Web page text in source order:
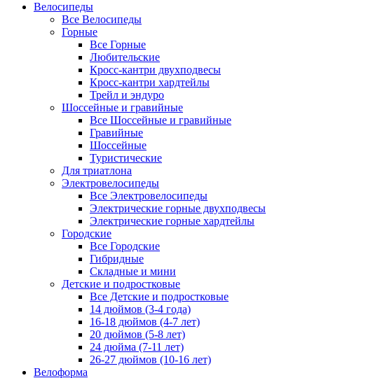
Велосипеды
Все Велосипеды
Горные
Все Горные
Любительские
Кросс-кантри двухподвесы
Кросс-кантри хардтейлы
Трейл и эндуро
Шоссейные и гравийные
Все Шоссейные и гравийные
Гравийные
Шоссейные
Туристические
Для триатлона
Электровелосипеды
Все Электровелосипеды
Электрические горные двухподвесы
Электрические горные хардтейлы
Городские
Все Городские
Гибридные
Складные и мини
Детские и подростковые
Все Детские и подростковые
14 дюймов (3-4 года)
16-18 дюймов (4-7 лет)
20 дюймов (5-8 лет)
24 дюйма (7-11 лет)
26-27 дюймов (10-16 лет)
Велоформа